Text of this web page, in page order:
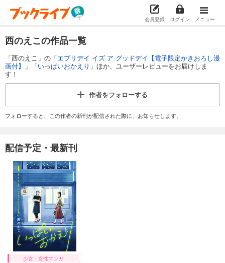
会員登録 ログイン メニュー
西のえこの作品一覧
「西のえこ」の「エブリデイ イズ ア グッドデイ【電子限定かきおろし漫
画付】
」「いっぱいおかえり 」ほか、ユーザーレビューをお届けしま
す！
作者をフォローする
フォローすると、この作者の新刊が配信された際に、お知らせします。
配信予定・最新刊
少女・女性マンガ